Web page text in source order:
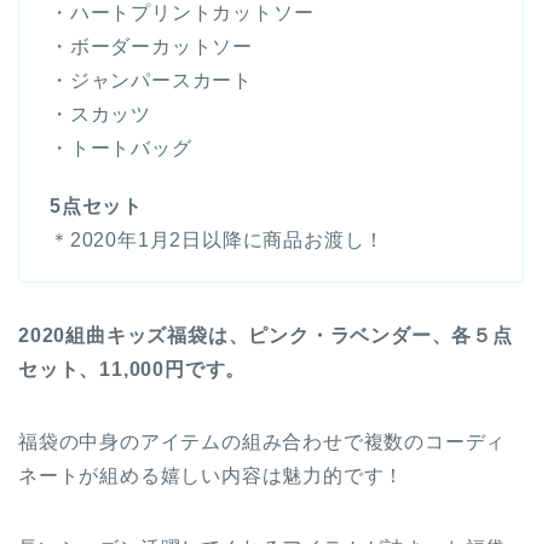
・ハートプリントカットソー
・ボーダーカットソー
・ジャンパースカート
・スカッツ
・トートバッグ
5点セット
＊2020年1月2日以降に商品お渡し！
2020組曲キッズ福袋は、ピンク・ラベンダー、各５点
セット、11,000円です。
福袋の中身のアイテムの組み合わせで複数のコーディ
ネートが組める嬉しい内容は魅力的です！